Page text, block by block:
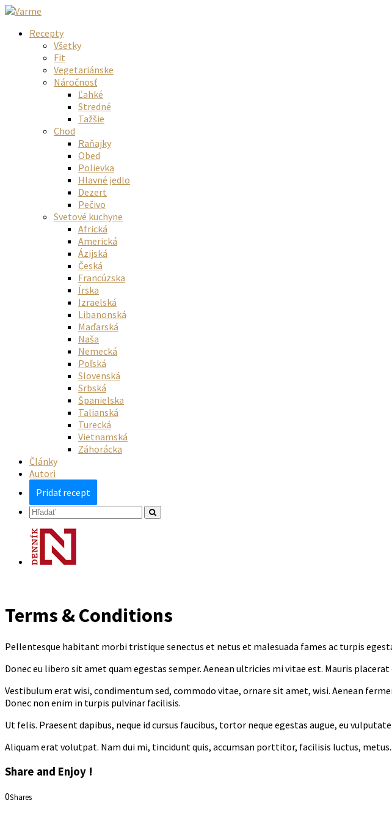
Recepty
Všetky
Fit
Vegetariánske
Náročnosť
Ľahké
Stredné
Tažšie
Chod
Raňajky
Obed
Polievka
Hlavné jedlo
Dezert
Pečivo
Svetové kuchyne
Africká
Americká
Ázijská
Česká
Francúzska
Írska
Izraelská
Libanonská
Maďarská
Naša
Nemecká
Poľská
Slovenská
Srbská
Španielska
Talianská
Turecká
Vietnamská
Záhorácka
Články
Autori
Pridať recept
Terms & Conditions
Pellentesque habitant morbi tristique senectus et netus et malesuada fames ac turpis
Donec eu libero sit amet quam egestas semper. Aenean ultricies mi vitae est. Mauris
Vestibulum erat wisi, condimentum sed, commodo vitae, ornare sit amet, wisi. Aenean
Donec non enim in turpis pulvinar facilisis.
Ut felis. Praesent dapibus, neque id cursus faucibus, tortor neque egestas augue, eu
Aliquam erat volutpat. Nam dui mi, tincidunt quis, accumsan porttitor, facilisis luctus, metus.
Share and Enjoy !
0Shares